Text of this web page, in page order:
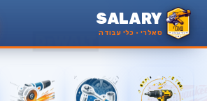
SALARY
סאלרי · כלי עבודה